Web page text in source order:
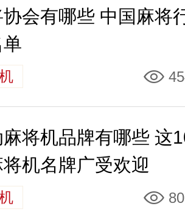
会有哪些 中国麻将
将机品牌有哪些 这
机名牌广受欢迎